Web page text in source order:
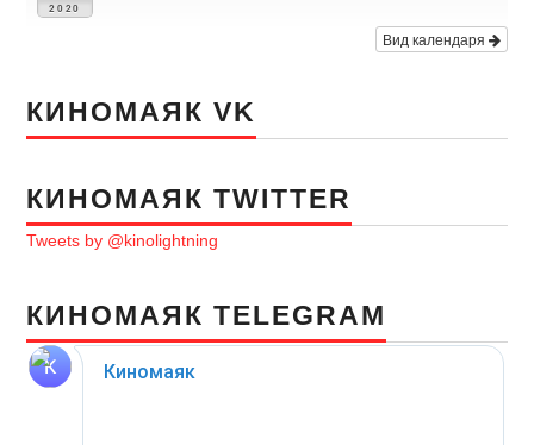
2020
Вид календаря
КИНОМАЯК VK
КИНОМАЯК TWITTER
Tweets by @kinolightning
КИНОМАЯК TELEGRAM